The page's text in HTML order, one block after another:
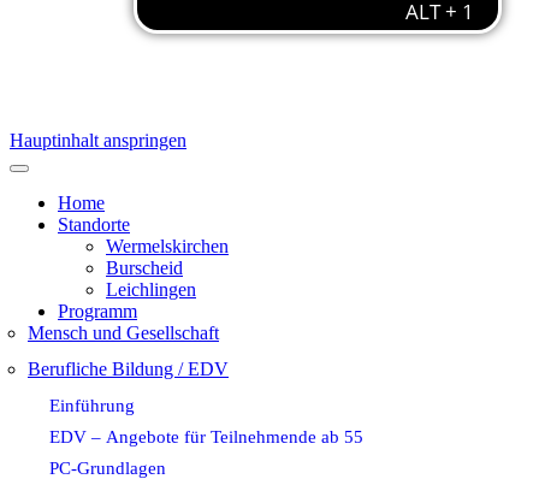
Hauptinhalt anspringen
Home
Standorte
Wermelskirchen
Burscheid
Leichlingen
Programm
Mensch und Gesellschaft
Berufliche Bildung / EDV
Einführung
EDV – Angebote für Teilnehmende ab 55
PC-Grundlagen